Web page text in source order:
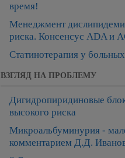
время!
Менеджмент
риска. Консенсус ADA и
Статинотерапия у
ВЗГЛЯД НА ПРОБЛЕМУ
Дигидропиридиновые
высокого риска
Микроальбуминурия -
комментарием Д.Д.